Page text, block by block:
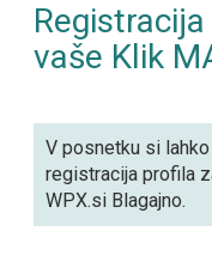
vaše Klik
V posnetku si
registracija profila
WPX.si Blagajno.